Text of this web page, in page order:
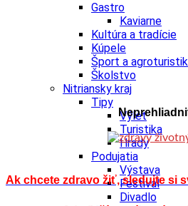
Gastro
Kaviarne
Kultúra a tradície
Kúpele
Šport a
Školstvo
Nitriansky kraj
Tipy
Výlet
Turistika
Hrady
Podujatia
Výstava
Festival
Divadlo
Ak chcete zdravo žiť, sledujte si